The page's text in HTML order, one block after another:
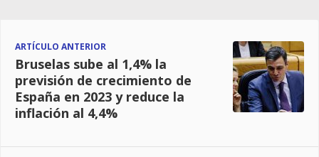
ARTÍCULO ANTERIOR
Bruselas sube al 1,4% la
previsión de crecimiento de
España en 2023 y reduce la
inflación al 4,4%